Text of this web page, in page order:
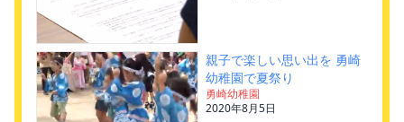
親子で楽しい思い出を 勇崎
幼稚園で夏祭り
勇崎幼稚園
2020年8月5日